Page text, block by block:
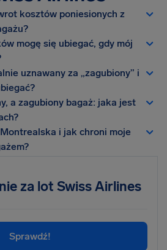
kosztów poniesionych z
mogę się ubiegać, gdy mój
uznawany za „zagubiony” i
a zagubiony bagaż: jaka jest
i jak chroni moje
za lot Swiss Airlines
Sprawdź!